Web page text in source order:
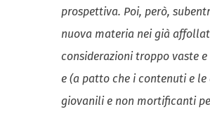
prospettiva. Poi, però,
nuova materia nei già
considerazioni troppo vaste
e (a patto che i contenuti e
giovanili e non mortificanti